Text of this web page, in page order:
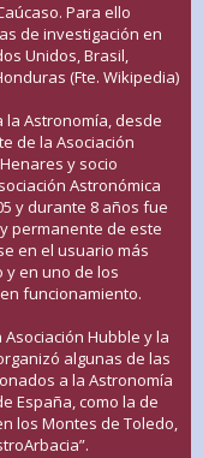
Para ello
de investigación en
Unidos, Brasil,
(Fte. Wikipedia)
la Astronomía, desde
de la Asociación
y socio
Astronómica
y durante 8 años fue
permanente de este
en el usuario más
y en uno de los
funcionamiento.
Hubble y la
algunas de las
a la Astronomía
España, como la de
los Montes de Toledo,